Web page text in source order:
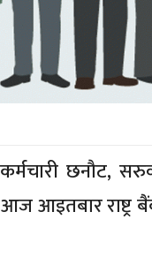
छनौट,
आइतबार राष्ट्र